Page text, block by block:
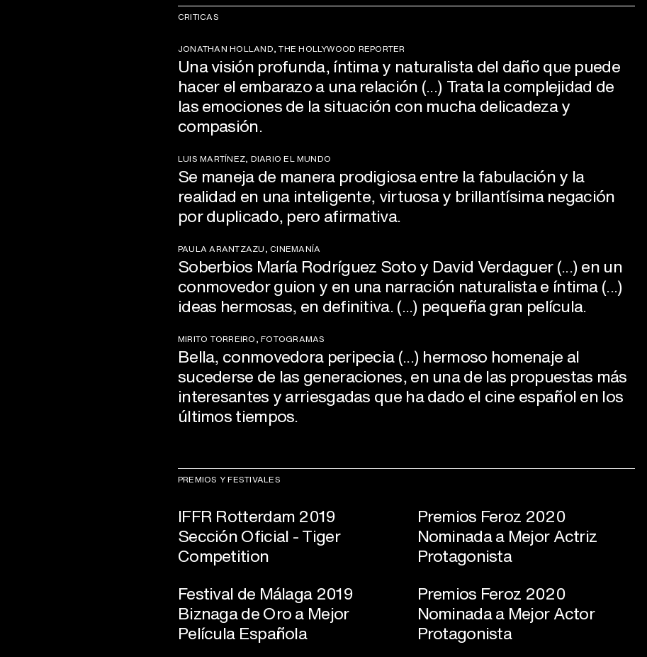
CRITICAS
JONATHAN HOLLAND, THE HOLLYWOOD REPORTER
Una visión profunda, íntima y naturalista del daño que puede
hacer el embarazo a una relación (...) Trata la complejidad de
las emociones de la situación con mucha delicadeza y
compasión.
LUIS MARTÍNEZ, DIARIO EL MUNDO
Se maneja de manera prodigiosa entre la fabulación y la
realidad en una inteligente, virtuosa y brillantísima negación
por duplicado, pero afirmativa.
PAULA ARANTZAZU, CINEMANÍA
Soberbios María Rodríguez Soto y David Verdaguer (...) en un
conmovedor guion y en una narración naturalista e íntima (...)
ideas hermosas, en definitiva. (...) pequeña gran película.
MIRITO TORREIRO, FOTOGRAMAS
Bella, conmovedora peripecia (...) hermoso homenaje al
sucederse de las generaciones, en una de las propuestas más
interesantes y arriesgadas que ha dado el cine español en los
últimos tiempos.
PREMIOS Y FESTIVALES
IFFR Rotterdam 2019
Sección Oficial - Tiger
Competition
Festival de Málaga 2019
Biznaga de Oro a Mejor
Película Española
Premios Feroz 2020
Nominada a Mejor Actriz
Protagonista
Premios Feroz 2020
Nominada a Mejor Actor
Protagonista